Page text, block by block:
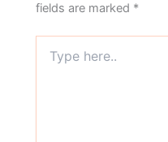
fields are marked *
here..